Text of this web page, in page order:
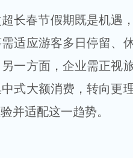
长春节假期既是机遇
适应游客多日停留、
一方面，企业需正视
式大额消费，转向更
并适配这一趋势。